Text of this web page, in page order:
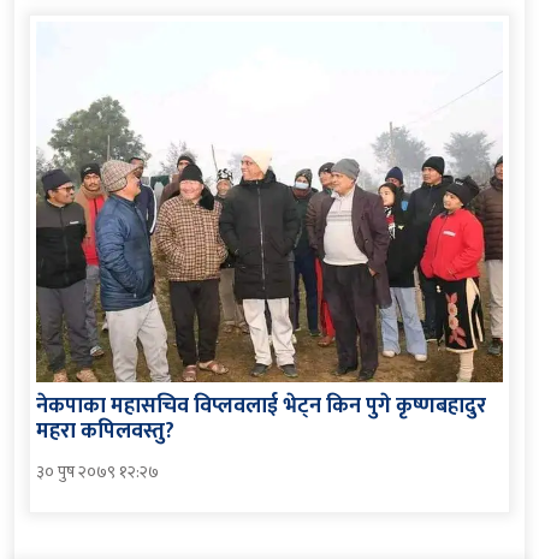
नेकपाका महासचिव विप्लवलाई भेट्न किन पुगे कृष्णबहादुर
महरा कपिलवस्तु?
३० पुष २०७९ १२:२७